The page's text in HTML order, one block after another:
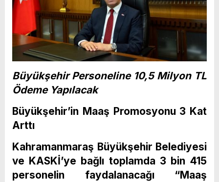
Büyükşehir Personeline 10,5 Milyon TL
Ödeme Yapılacak
Büyükşehir’in Maaş Promosyonu 3 Kat
Arttı
Kahramanmaraş Büyükşehir Belediyesi
ve KASKİ’ye bağlı toplamda 3 bin 415
personelin faydalanacağı “Maaş